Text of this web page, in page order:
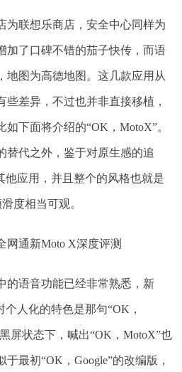
为联想乐商店，安全中心同样为
加了口碑不错的茄子快传，而语
地图为高德地图。这几款应用从
些差异，不过也并非直接移植，
下面将介绍的“OK，MotoX”。
替代之外，鉴于对原生感的追
他应用，并且整个的风格也就是
度相当可观。
的语音功能已经非常熟悉，新
人化的特色是那句“OK，
屏状态下，喊出“OK，MotoX”也
最初“OK，Google”的改编版，